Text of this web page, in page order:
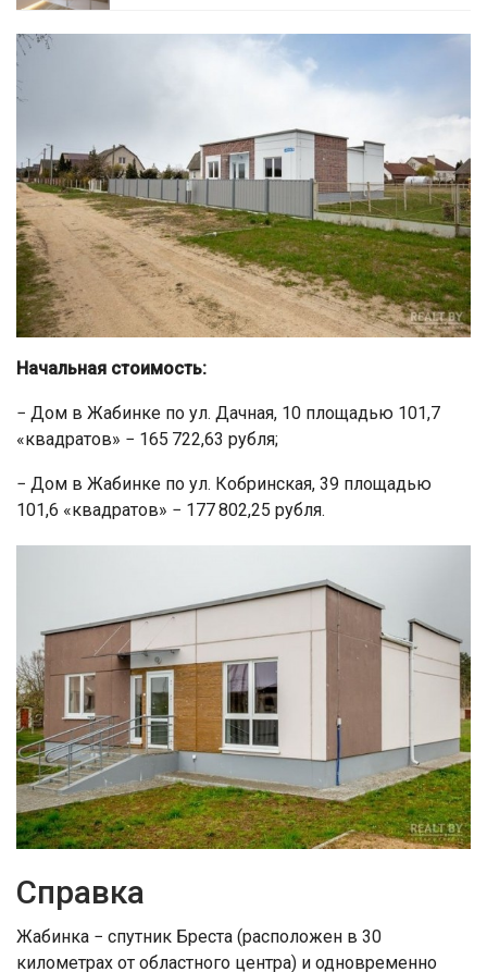
Начальная стоимость:
− Дом в Жабинке по ул. Дачная, 10 площадью 101,7
«квадратов» − 165 722,63 рубля;
− Дом в Жабинке по ул. Кобринская, 39 площадью
101,6 «квадратов» − 177 802,25 рубля.
Справка
Жабинка − спутник Бреста (расположен в 30
километрах от областного центра) и одновременно